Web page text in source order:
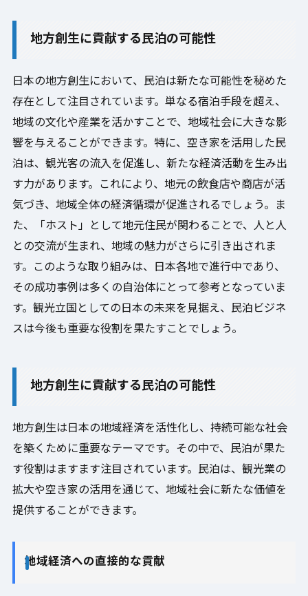
地方創生に貢献する民泊の可能性
日本の地方創生において、民泊は新たな可能性を秘めた
存在として注目されています。単なる宿泊手段を超え、
地域の文化や産業を活かすことで、地域社会に大きな影
響を与えることができます。特に、空き家を活用した民
泊は、観光客の流入を促進し、新たな経済活動を生み出
す力があります。これにより、地元の飲食店や商店が活
気づき、地域全体の経済循環が促進されるでしょう。ま
た、「ホスト」として地元住民が関わることで、人と人
との交流が生まれ、地域の魅力がさらに引き出されま
す。このような取り組みは、日本各地で進行中であり、
その成功事例は多くの自治体にとって参考となっていま
す。観光立国としての日本の未来を見据え、民泊ビジネ
スは今後も重要な役割を果たすことでしょう。
地方創生に貢献する民泊の可能性
地方創生は日本の地域経済を活性化し、持続可能な社会
を築くために重要なテーマです。その中で、民泊が果た
す役割はますます注目されています。民泊は、観光業の
拡大や空き家の活用を通じて、地域社会に新たな価値を
提供することができます。
地域経済への直接的な貢献